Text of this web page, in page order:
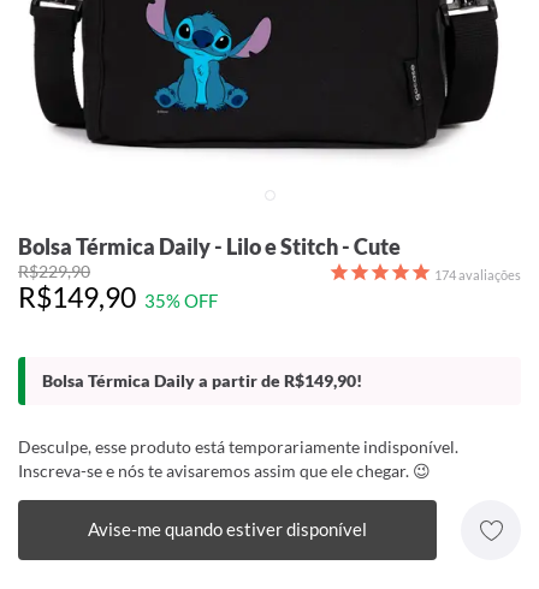
Bolsa Térmica Daily - Lilo e Stitch - Cute
R$229,90
R$149,90 35% OFF
174avaliações
Bolsa Térmica Daily a partir de R$149,90!
Desculpe, esse produto está temporariamente indisponível.
Inscreva-se e nós te avisaremos assim que ele chegar. 😉
Avise-me quando estiver disponível